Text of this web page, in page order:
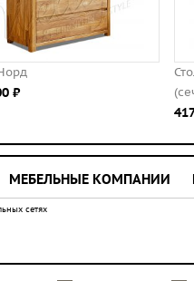
Стол
41780.00
МЕБЕЛЬНЫЕ КОМПАНИИ
сетях